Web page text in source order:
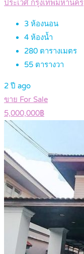
ประเวศ กรุงเทพมหานคร
3 ห้องนอน
4 ห้องน้ำ
280 ตารางเมตร
55 ตารางวา
2 ปี ago
ขาย For Sale
5,000,000฿